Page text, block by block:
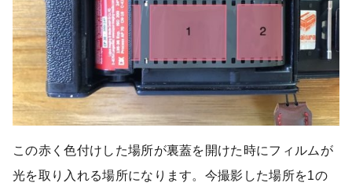
この赤く色付けした場所が裏蓋を開けた時にフィルムが
光を取り入れる場所になります。今撮影した場所を1の